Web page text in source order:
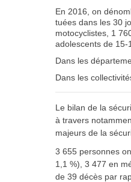
En 2016, on
tuées dans les 30
motocyclistes, 1
adolescents de 15-
Dans les
Dans les
Le bilan de la
à travers
majeurs de la
3 655 personnes
1,1 %), 3 477 en
de 39 décès par